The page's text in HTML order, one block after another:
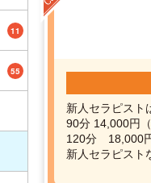
11
55
新人セラピスト
90分 14,000円（
120分 18,000円
新人セラピスト